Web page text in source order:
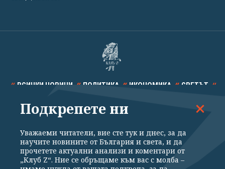
ВСИЧКИ НОВИНИ ПОЛИТИКА ИКОНОМИКА СВЕТЪТ
СПОРТ КУЛТУРА ТЕХНОЛОГИИ КАЛЕЙДОСКОП
Подкрепете ни
Уважаеми читатели, вие сте тук и днес, за да
научите новините от България и света, и да
прочетете актуални анализи и коментари от
„Клуб Z“. Ние се обръщаме към вас с молба –